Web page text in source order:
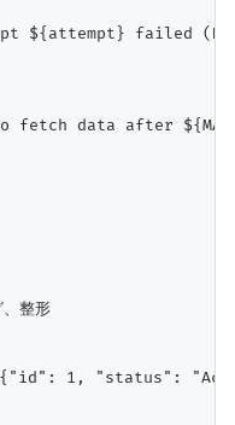
${attempt} failed
fetch data after
整形
[{"id": 1, "status":